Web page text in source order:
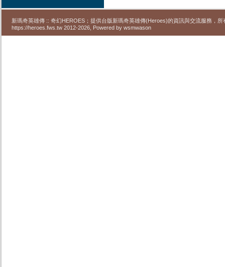
新瑪奇英雄傳 :: 奇幻HEROES；提供台版新瑪奇英雄傳(Heroes)的資訊與交流服務，
https://heroes.fws.tw 2012-2026, Powered by wsmwason